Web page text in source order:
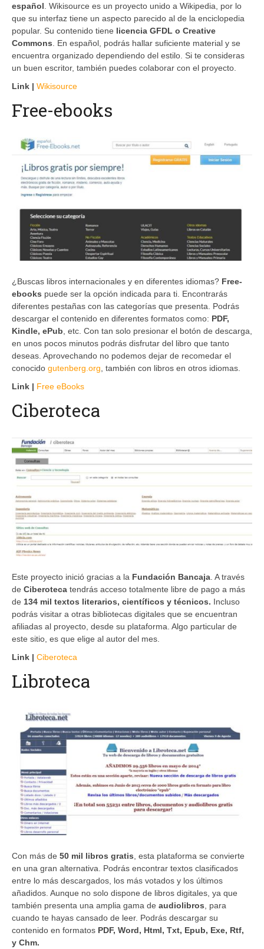
español . Wikisource es un proyecto unido a Wikipedia, por lo
que su interfaz tiene un aspecto parecido al de la enciclopedia
popular. Su contenido tiene licencia GFDL o Creative
Commons . En español, podrás hallar suficiente material y se
encuentra organizado dependiendo del estilo. Si te consideras
un buen escritor, también puedes colaborar con el proyecto.
Link | Wikisource
Free-ebooks
¿Buscas libros internacionales y en diferentes idiomas? Free-
ebooks puede ser la opción indicada para ti. Encontrarás
diferentes pestañas con las categorías que presenta. Podrás
descargar el contenido en diferentes formatos como: PDF,
Kindle, ePub, etc. Con tan solo presionar el botón de descarga,
en unos pocos minutos podrás disfrutar del libro que tanto
deseas. Aprovechando no podemos dejar de recomedar el
conocido gutenberg.org, también con libros en otros idiomas.
Link | Free eBooks
Ciberoteca
Este proyecto inició gracias a la Fundación Bancaja . A través
de Ciberoteca tendrás acceso totalmente libre de pago a más
de 134 mil textos literarios, científicos y técnicos. Incluso
podrás visitar a otras bibliotecas digitales que se encuentran
afiliadas al proyecto, desde su plataforma. Algo particular de
este sitio, es que elige al autor del mes.
Link | Ciberoteca
Libroteca
Con más de 50 mil libros gratis, esta plataforma se convierte
en una gran alternativa. Podrás encontrar textos clasificados
entre lo más descargados, los más votados y los últimos
añadidos. Aunque no solo dispone de libros digitales, ya que
también presenta una amplia gama de audiolibros, para
cuando te hayas cansado de leer. Podrás descargar su
contenido en formatos PDF, Word, Html, Txt, Epub, Exe, Rtf,
y Chm.